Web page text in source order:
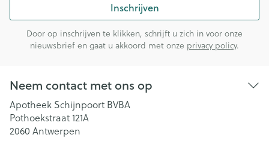
Inschrijven
Door op inschrijven te klikken, schrijft u zich in voor onze
nieuwsbrief en gaat u akkoord met onze privacy policy.
Neem contact met ons op
Apotheek Schijnpoort BVBA
Pothoekstraat 121A
2060 Antwerpen